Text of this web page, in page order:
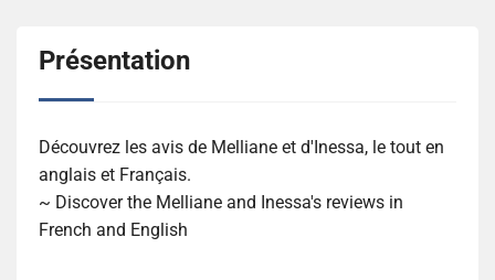
Présentation
Découvrez les avis de Melliane et d'Inessa, le tout en
anglais et Français.
~ Discover the Melliane and Inessa's reviews in
French and English